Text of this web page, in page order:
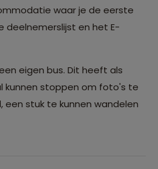
waar je de eerste
deelnemerslijst en het E-
eigen bus. Dit heeft als
kunnen stoppen om foto's te
een stuk te kunnen wandelen